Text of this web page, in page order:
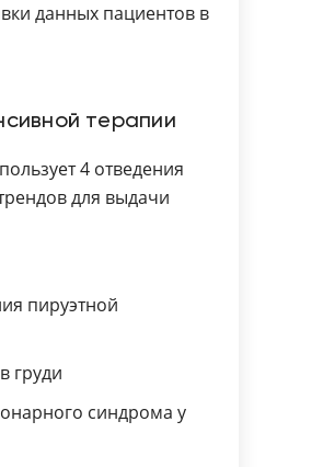
данных пациентов в
терапии
4 отведения
для выдачи
пируэтной
груди
синдрома у